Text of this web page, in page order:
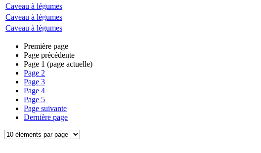
Caveau à légumes
Caveau à légumes
Caveau à légumes
Première page
Page précédente
Page 1 (page actuelle)
Page 2
Page 3
Page 4
Page 5
Page suivante
Dernière page